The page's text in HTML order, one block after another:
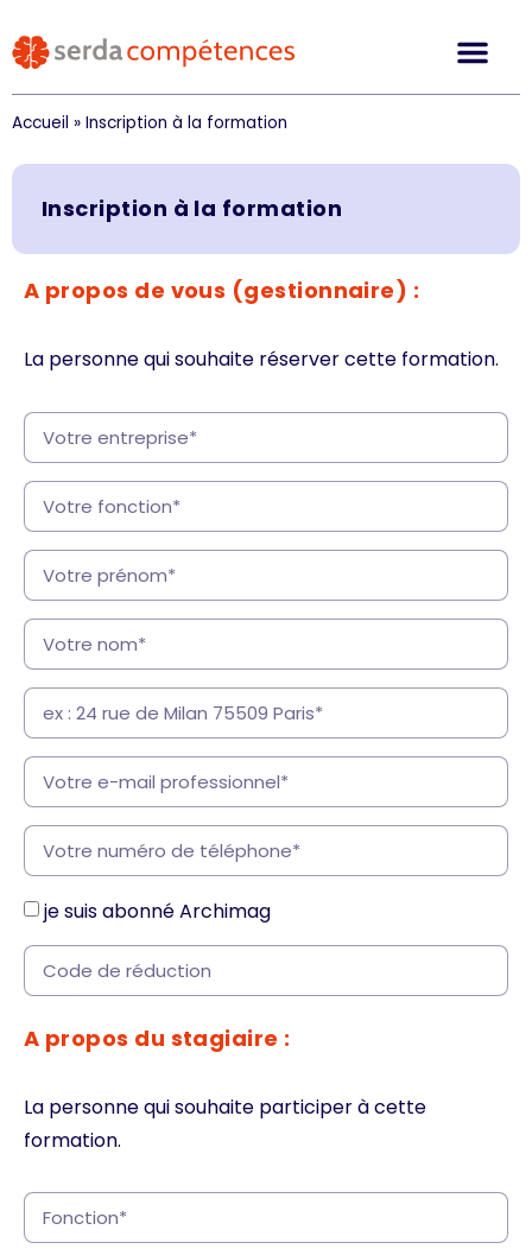
Accueil » Inscription à la formation
Inscription à la formation
A propos de vous (gestionnaire) :
La personne qui souhaite réserver cette formation.
je suis abonné Archimag
A propos du stagiaire :
La personne qui souhaite participer à cette
formation.